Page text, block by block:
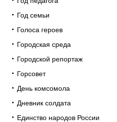
Год семьи
Голоса героев
Городская среда
Городской репортаж
Горсовет
День комсомола
Дневник солдата
Единство народов России